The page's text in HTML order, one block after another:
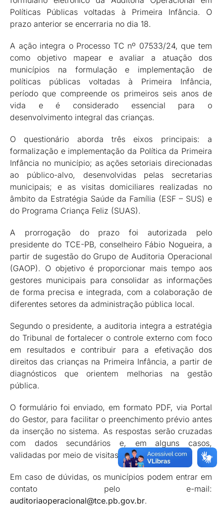
Políticas Públicas voltadas à Primeira Infância. O
prazo anterior se encerraria no dia 18.
A ação integra o Processo TC nº 07533/24, que tem
como objetivo mapear e avaliar a atuação dos
municípios na formulação e implementação de
políticas públicas voltadas à Primeira Infância,
período que compreende os primeiros seis anos de
vida e é considerado essencial para o
desenvolvimento integral das crianças.
O questionário aborda três eixos principais: a
formalização e implementação da Política da Primeira
Infância no município; as ações setoriais direcionadas
ao público-alvo, desenvolvidas pelas secretarias
municipais; e as visitas domiciliares realizadas no
âmbito da Estratégia Saúde da Família (ESF – SUS) e
do Programa Criança Feliz (SUAS).
A prorrogação do prazo foi autorizada pelo
presidente do TCE-PB, conselheiro Fábio Nogueira, a
partir de sugestão do Grupo de Auditoria Operacional
(GAOP). O objetivo é proporcionar mais tempo aos
gestores municipais para consolidar as informações
de forma precisa e integrada, com a colaboração de
diferentes setores da administração pública local.
Segundo o presidente, a auditoria integra a estratégia
do Tribunal de fortalecer o controle externo com foco
em resultados e contribuir para a efetivação dos
direitos das crianças na Primeira Infância, a partir de
diagnósticos que orientem melhorias na gestão
pública.
O formulário foi enviado, em formato PDF, via Portal
do Gestor, para facilitar o preenchimento prévio antes
da inserção no sistema. As respostas serão cruzadas
com dados secundários e, em alguns casos,
validadas por meio de visitas técnicas in loco.
Em caso de dúvidas, os municípios podem entrar em
contato pelo e-mail:
auditoriaoperacional@tce.pb.gov.br.